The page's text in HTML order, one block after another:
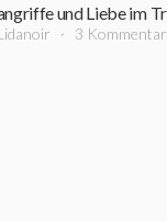
und Liebe im
3